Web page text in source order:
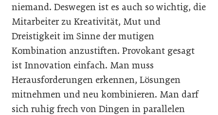
niemand. Deswegen ist es auch so wichtig, die
Mitarbeiter zu Kreativität, Mut und
Dreistigkeit im Sinne der mutigen
Kombination anzustiften. Provokant gesagt
ist Innovation einfach. Man muss
Herausforderungen erkennen, Lösungen
mitnehmen und neu kombinieren. Man darf
sich ruhig frech von Dingen in parallelen